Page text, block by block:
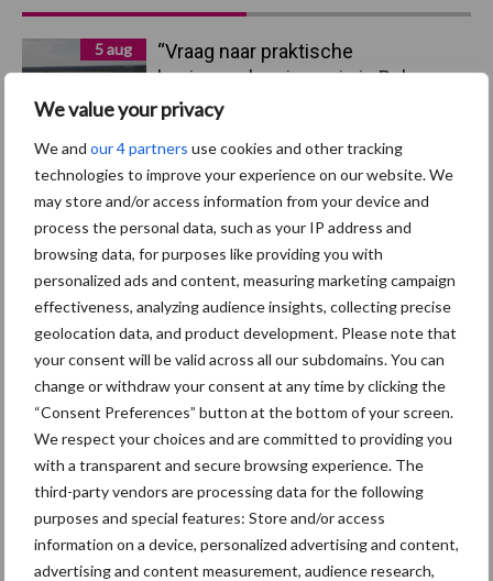
We value your privacy
We and our 4 partners use cookies and other tracking
technologies to improve your experience on our website. We
may store and/or access information from your device and
process the personal data, such as your IP address and
browsing data, for purposes like providing you with
personalized ads and content, measuring marketing campaign
effectiveness, analyzing audience insights, collecting precise
geolocation data, and product development. Please note that
your consent will be valid across all our subdomains. You can
change or withdraw your consent at any time by clicking the
“Consent Preferences” button at the bottom of your screen.
We respect your choices and are committed to providing you
with a transparent and secure browsing experience. The
third-party vendors are processing data for the following
purposes and special features: Store and/or access
information on a device, personalized advertising and content,
advertising and content measurement, audience research,
Sidebar
5 aug
“Vraag naar praktische
hygieneoplossingen is in Polen
groter dan ooit”
5 aug
Mycoplasma hyopneumoniae
4 aug
AVP in Finland onderstreept dat
alertheid belangrijk is, zeker nu
3 aug
Vlaamse mestbalans in evenwicht
dankzij groei van
verwerkingscapaciteit
3 aug
Intacte beren houden kan in de bio-
varkenshouderij, maar dan moet
alles kloppen